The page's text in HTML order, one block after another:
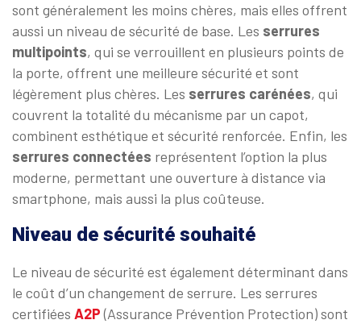
sont généralement les moins chères, mais elles offrent
aussi un niveau de sécurité de base. Les serrures
multipoints, qui se verrouillent en plusieurs points de
la porte, offrent une meilleure sécurité et sont
légèrement plus chères. Les serrures carénées, qui
couvrent la totalité du mécanisme par un capot,
combinent esthétique et sécurité renforcée. Enfin, les
serrures connectées représentent l’option la plus
moderne, permettant une ouverture à distance via
smartphone, mais aussi la plus coûteuse.
Niveau de sécurité souhaité
Le niveau de sécurité est également déterminant dans
le coût d’un changement de serrure. Les serrures
certifiées A2P(Assurance Prévention Protection) sont